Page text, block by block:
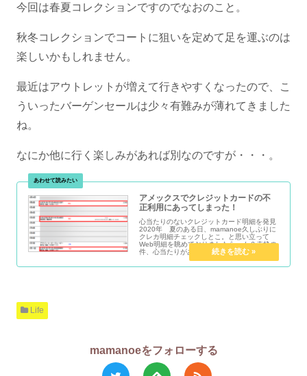
今回は春夏コレクションですのでなおのこと。
秋冬コレクションでコートに狙いを定めて足を運ぶのは
楽しいかもしれません。
最近はアウトレットが増えて行きやすくなったので、こ
ういったバーゲンセールは少々有難みが薄れてきました
ね。
なにか他に行く楽しみがあれば別なのですが・・・。
アメックスでクレジットカードの不
正利用にあってしまった！
心当たりのないクレジットカード明細を発見
2020年 夏のある日、mamanoe久しぶりに
クレカ明細チェックしとこ。と思い立って
Web明細を眺めておりましたら、ん？赤枠の
件、心当たりがあり...
Life
mamanoeをフォローする